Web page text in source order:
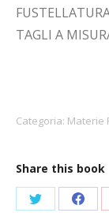
TAGLI A
Categoria: Materie
Share this book
Condividi